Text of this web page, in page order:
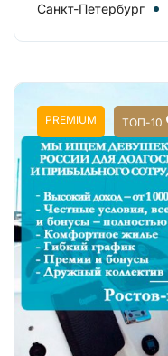
Санкт-Петербург
PREMIUM ТОП-10